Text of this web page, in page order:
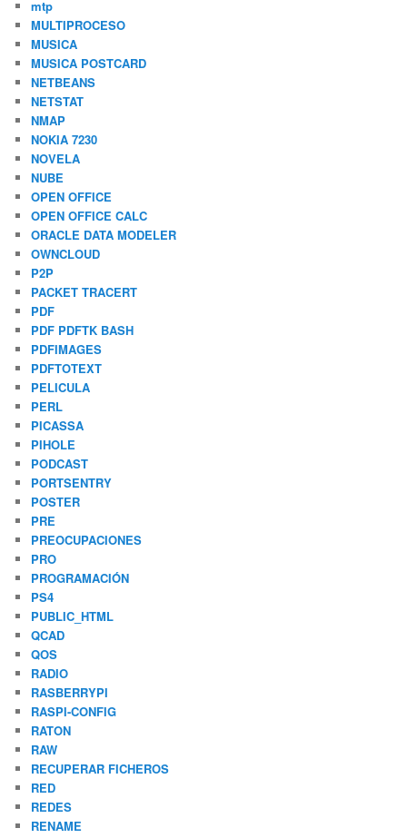
mtp
MULTIPROCESO
MUSICA
MUSICA POSTCARD
NETBEANS
NETSTAT
NMAP
NOKIA 7230
NOVELA
NUBE
OPEN OFFICE
OPEN OFFICE CALC
ORACLE DATA MODELER
OWNCLOUD
P2P
PACKET TRACERT
PDF
PDF PDFTK BASH
PDFIMAGES
PDFTOTEXT
PELICULA
PERL
PICASSA
PIHOLE
PODCAST
PORTSENTRY
POSTER
PRE
PREOCUPACIONES
PRO
PROGRAMACIÓN
PS4
PUBLIC_HTML
QCAD
QOS
RADIO
RASBERRYPI
RASPI-CONFIG
RATON
RAW
RECUPERAR FICHEROS
RED
REDES
RENAME